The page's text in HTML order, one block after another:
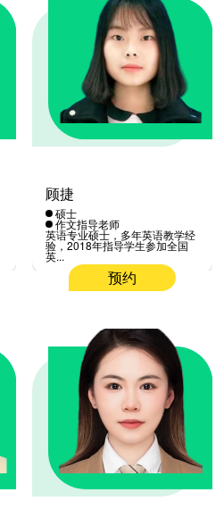
顾捷
硕士
作文指导老师
英语专业硕士，多年英语教学经
验，2018年指导学生参加全国
英...
预约